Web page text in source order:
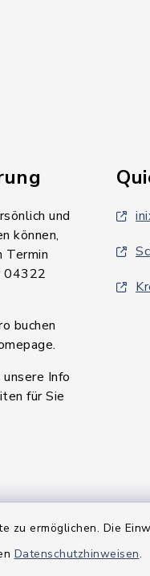
zu ermöglichen. Die
Datenschutzhinweisen.
und
können,
Termin
04322
buchen
Info
für Sie